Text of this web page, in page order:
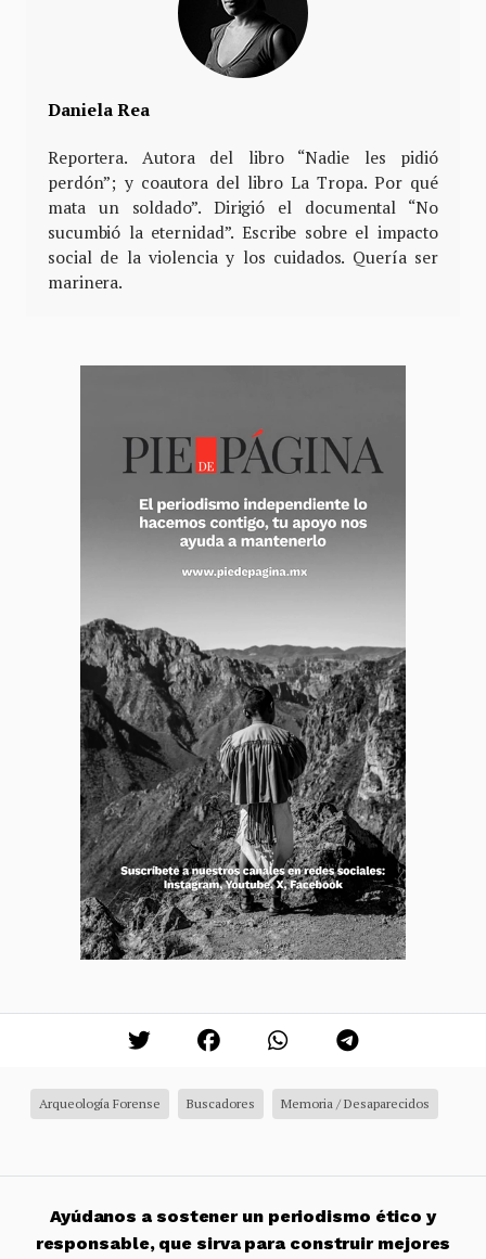
Daniela Rea
Reportera. Autora del libro “Nadie les pidió
perdón”; y coautora del libro La Tropa. Por qué
mata un soldado”. Dirigió el documental “No
sucumbió la eternidad”. Escribe sobre el impacto
social de la violencia y los cuidados. Quería ser
marinera.
Arqueología Forense Buscadores Memoria / Desaparecidos
Ayúdanos a sostener un periodismo ético y
responsable, que sirva para construir mejores